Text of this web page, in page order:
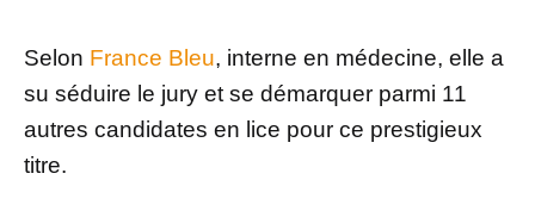
Selon France Bleu, interne en médecine, elle a
su séduire le jury et se démarquer parmi 11
autres candidates en lice pour ce prestigieux
titre.